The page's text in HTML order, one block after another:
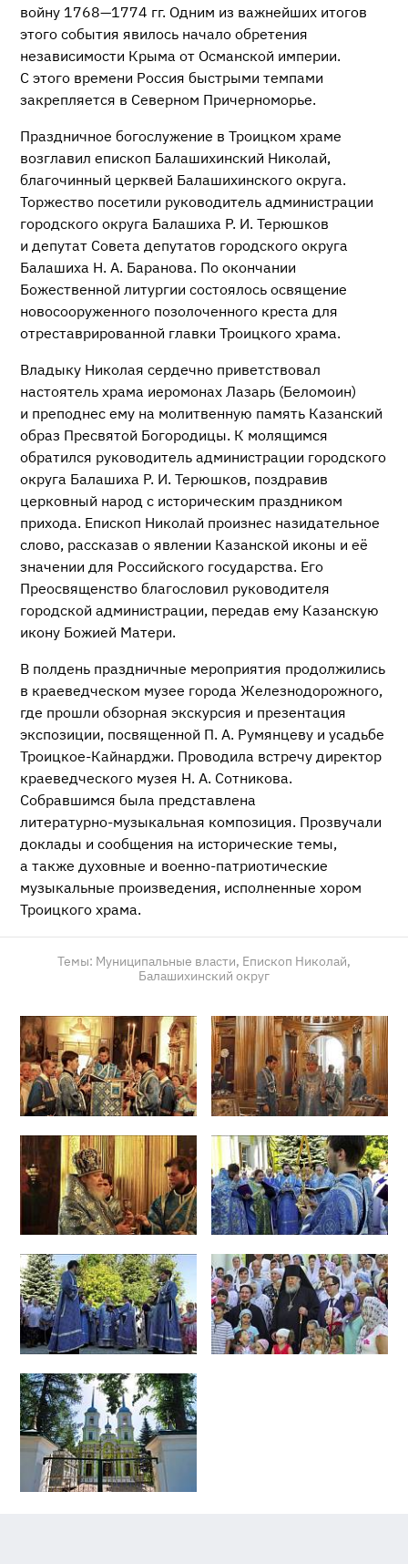
войну 1768—1774 гг. Одним из важнейших итогов
этого события явилось начало обретения
независимости Крыма от Османской империи.
С этого времени Россия быстрыми темпами
закрепляется в Северном Причерноморье.
Праздничное богослужение в Троицком храме
возглавил епископ Балашихинский Николай,
благочинный церквей Балашихинского округа.
Торжество посетили руководитель администрации
городского округа Балашиха Р. И. Терюшков
и депутат Совета депутатов городского округа
Балашиха Н. А. Баранова. По окончании
Божественной литургии состоялось освящение
новосооруженного позолоченного креста для
отреставрированной главки Троицкого храма.
Владыку Николая сердечно приветствовал
настоятель храма иеромонах Лазарь (Беломоин)
и преподнес ему на молитвенную память Казанский
образ Пресвятой Богородицы. К молящимся
обратился руководитель администрации городского
округа Балашиха Р. И. Терюшков, поздравив
церковный народ с историческим праздником
прихода. Епископ Николай произнес назидательное
слово, рассказав о явлении Казанской иконы и её
значении для Российского государства. Его
Преосвященство благословил руководителя
городской администрации, передав ему Казанскую
икону Божией Матери.
В полдень праздничные мероприятия продолжились
в краеведческом музее города Железнодорожного,
где прошли обзорная экскурсия и презентация
экспозиции, посвященной П. А. Румянцеву и усадьбе
Троицкое-Кайнарджи. Проводила встречу директор
краеведческого музея Н. А. Сотникова.
Собравшимся была представлена
литературно-музыкальная композиция. Прозвучали
доклады и сообщения на исторические темы,
а также духовные и военно-патриотические
музыкальные произведения, исполненные хором
Троицкого храма.
Темы: Муниципальные власти, Епископ Николай,
Балашихинский округ